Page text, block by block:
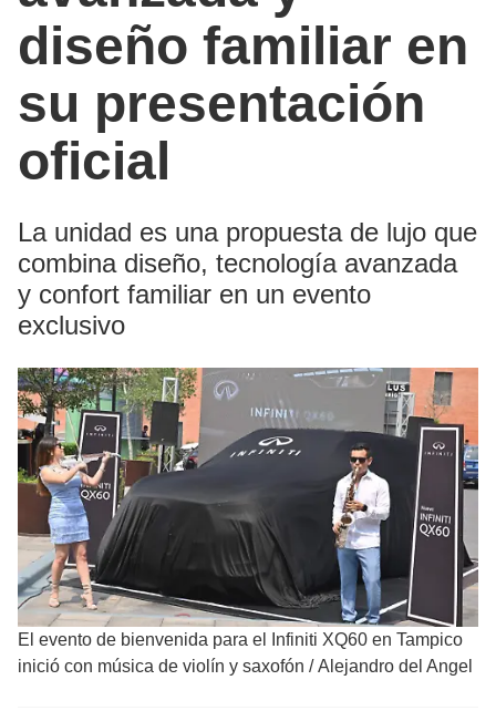
diseño familiar en
su presentación
oficial
La unidad es una propuesta de lujo que
combina diseño, tecnología avanzada
y confort familiar en un evento
exclusivo
El evento de bienvenida para el Infiniti XQ60 en Tampico
inició con música de violín y saxofón /Alejandro del Angel